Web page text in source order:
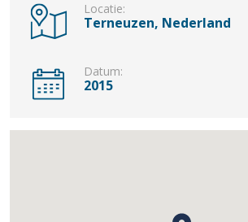
Locatie:
Terneuzen, Nederland
Datum:
2015